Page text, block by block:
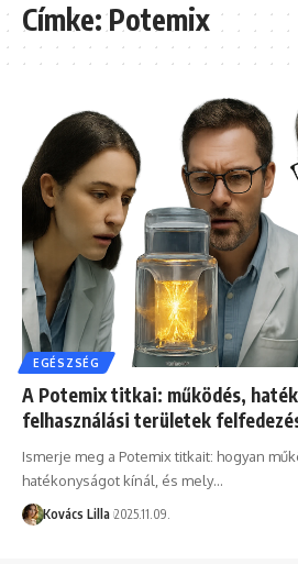
Címke:Potemix
EGÉSZSÉG
A Potemix titkai: működés,
felhasználási területek
Ismerje meg a Potemix titkait: hogyan
hatékonyságot kínál, és mely…
Kovács Lilla 2025.11.09.